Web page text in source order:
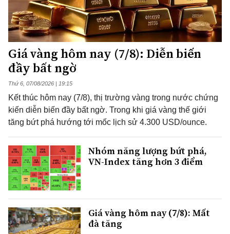
Giá vàng hôm nay (7/8): Diễn biến
đầy bất ngờ
Thứ 6, 07/08/2026 | 19:15
Kết thúc hôm nay (7/8), thị trường vàng trong nước chứng
kiến diễn biến đầy bất ngờ. Trong khi giá vàng thế giới
tăng bứt phá hướng tới mốc lịch sử 4.300 USD/ounce.
Nhóm năng lượng bứt phá,
VN-Index tăng hơn 3 điểm
Giá vàng hôm nay (7/8): Mất
đà tăng